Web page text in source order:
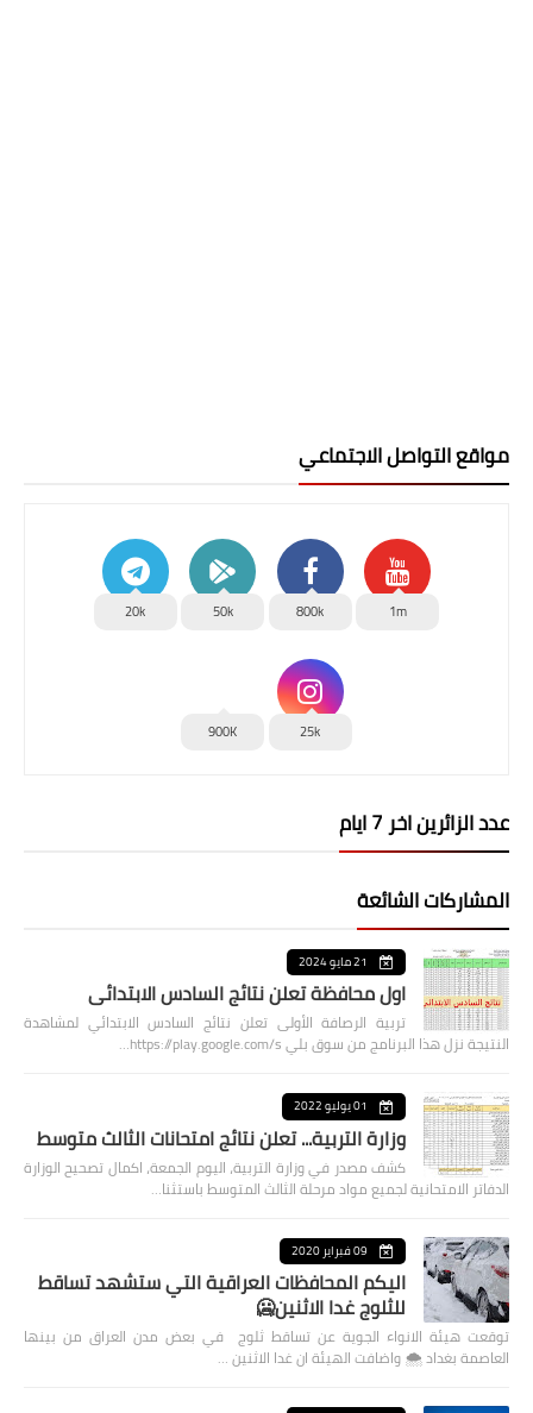
مواقع التواصل الاجتماعي
1m
800k
50k
20k
25k
900K
عدد الزائرين اخر 7 ايام
المشاركات الشائعة
21 مايو 2024
اول محافظة تعلن نتائج السادس الابتدائي
تربية الرصافة الأولى تعلن نتائج السادس الابتدائي لمشاهدة
النتيجة نزل هذا البرنامج من سوق بلي https://play.google.com/s…
01 يوليو 2022
وزارة التربية... تعلن نتائج امتحانات الثالث متوسط
كشف مصدر في وزارة التربية، اليوم الجمعة، اكمال تصحيح الوزارة
الدفاتر الامتحانية لجميع مواد مرحلة الثالث المتوسط باستثنا…
09 فبراير 2020
اليكم المحافظات العراقية التي ستشهد تساقط
للثلوج غدا الاثنين🥶
توقعت هيئة الانواء الجوية عن تساقط ثلوج في بعض مدن العراق من بينها
العاصمة بغداد ⁦🌨️⁩ واضافت الهيئة ان غدا الاثنين …